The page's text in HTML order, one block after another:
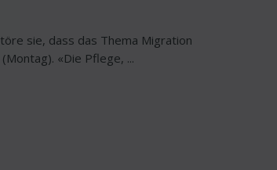
sie, dass das Thema Migration
«Die Pflege, ...